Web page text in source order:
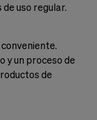
uso regular.
y un proceso de
de